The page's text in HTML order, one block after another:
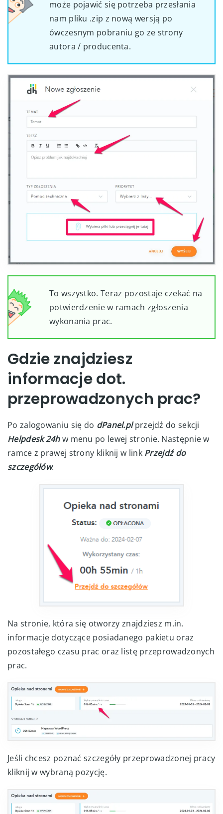
może pojawić się potrzeba przesłania
nam pliku .zip z nową wersją po
ówczesnym pobraniu go ze strony
autora / producenta.
To wszystko. Teraz pozostaje czekać na
potwierdzenie w ramach zgłoszenia
wykonania prac.
Gdzie znajdziesz
informacje dot.
przeprowadzonych prac?
Po zalogowaniu się do dPanel.plprzejdź do sekcji
Helpdesk 24hw menu po lewej stronie. Następnie w
ramce z prawej strony kliknij w link Przejdź do
szczegółów.
Na stronie, która się otworzy znajdziesz m.in.
informacje dotyczące posiadanego pakietu oraz
pozostałego czasu prac oraz listę przeprowadzonych
prac.
Jeśli chcesz poznać szczegóły przeprowadzonej pracy
kliknij w wybraną pozycję.